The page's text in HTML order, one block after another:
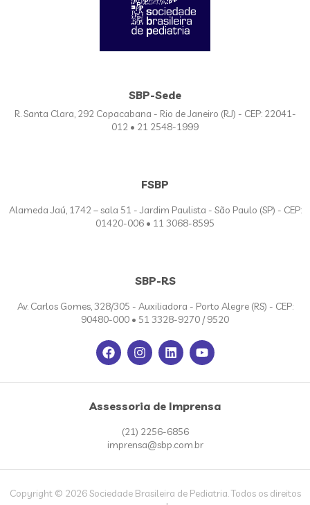
SBP-Sede
R. Santa Clara, 292 Copacabana - Rio de Janeiro (RJ) - CEP: 22041-
012 • 21 2548-1999
FSBP
Alameda Jaú, 1742 – sala 51 - Jardim Paulista - São Paulo (SP) - CEP:
01420-006 • 11 3068-8595
SBP-RS
Av. Carlos Gomes, 328/305 - Auxiliadora - Porto Alegre (RS) - CEP:
90480-000 • 51 3328-9270 / 9520
Assessoria de Imprensa
(21) 2256-6856
imprensa@sbp.com.br
Copyright © 2026 Sociedade Brasileira de Pediatria. Todos os direitos